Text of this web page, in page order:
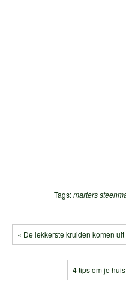
Tags:marters
« De lekkerste kruiden komen
4 tips om je